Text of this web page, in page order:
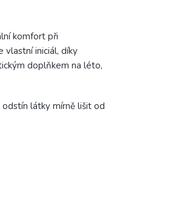
komfort při
vlastní iniciál, díky
doplňkem na léto,
látky mírně lišit od